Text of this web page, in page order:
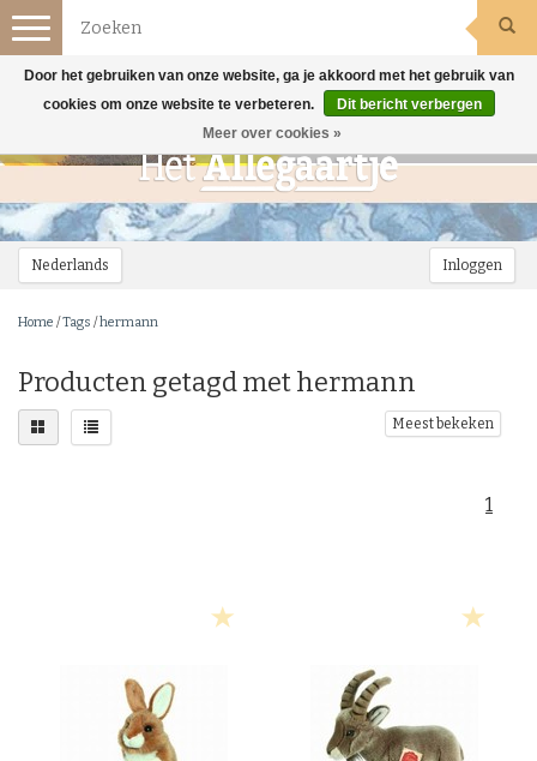
Nederlands Inloggen
Toggle
navigation
Home /Tags /hermann
Producten getagd met hermann
Meest bekeken
1
Door het gebruiken van onze website, ga je akkoord met het gebruik van
cookies om onze website te verbeteren.
Dit bericht verbergen
Meer over cookies »